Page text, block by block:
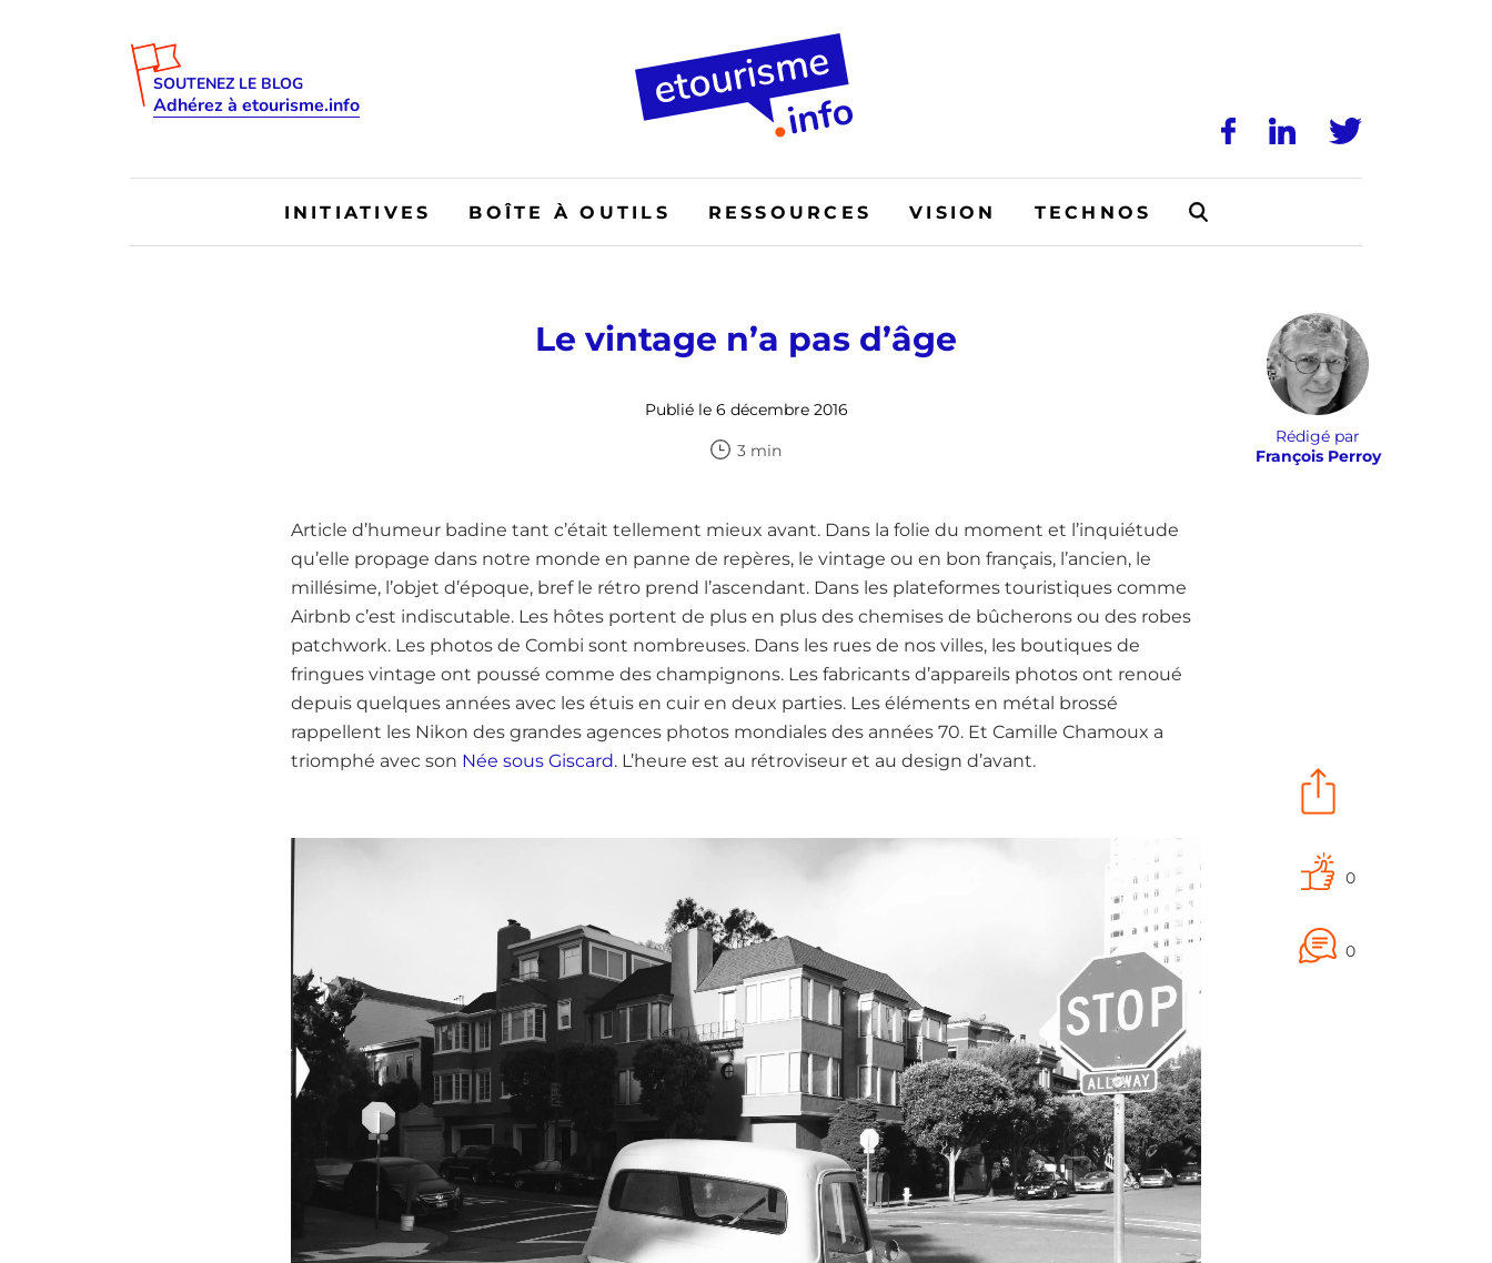
SOUTENEZ LE BLOG
Adhérez à etourisme.info
INITIATIVES BOÎTE À OUTILS RESSOURCES VISION TECHNOS
Le vintage n’a pas d’âge
Publié le 6 décembre 2016
3 min
Rédigé par
François Perroy
0
0
Article d’humeur badine tant c’était tellement mieux avant. Dans la folie du moment et l’inquiétude
qu’elle propage dans notre monde en panne de repères, le vintage ou en bon français, l’ancien, le
millésime, l’objet d’époque, bref le rétro prend l’ascendant. Dans les plateformes touristiques comme
Airbnb c’est indiscutable. Les hôtes portent de plus en plus des chemises de bûcherons ou des robes
patchwork. Les photos de Combi sont nombreuses. Dans les rues de nos villes, les boutiques de
fringues vintage ont poussé comme des champignons. Les fabricants d’appareils photos ont renoué
depuis quelques années avec les étuis en cuir en deux parties. Les éléments en métal brossé
rappellent les Nikon des grandes agences photos mondiales des années 70. Et Camille Chamoux a
triomphé avec son Née sous Giscard. L’heure est au rétroviseur et au design d’avant.